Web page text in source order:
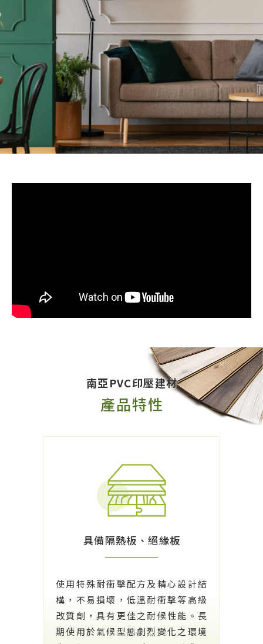
南亞PVC印壓建材
產品特性
具備隔熱板、絕緣板
使用特殊耐衝擊配方及精心設計結
構，不易損壞，低溫耐衝擊等高級
改質劑，具有更佳之耐候性能。長
期使用於氣候型態劇烈變化之環境